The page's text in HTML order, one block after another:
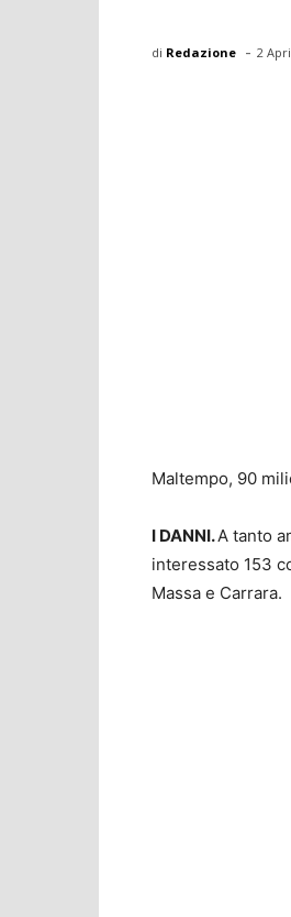
di Redazione - 2
Maltempo, 90
I DANNI.A tanto
interessato 153
Massa e Carrara.